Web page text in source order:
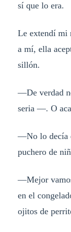
sí que lo era.
Le extendí mi
a mí, ella
sillón.
—De verdad
seria —. O
—No lo decía
puchero de
—Mejor
en el
ojitos de